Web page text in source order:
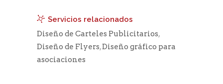
Servicios relacionados
Diseño de Carteles Publicitarios,
Diseño de Flyers,Diseño gráfico para
asociaciones